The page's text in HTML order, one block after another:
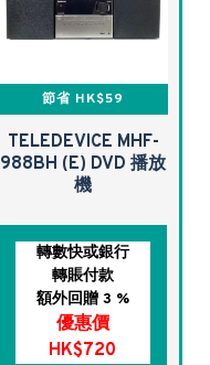
節省 HK$59
TELEDEVICE MHF-
988BH (E) DVD 播放
機
轉數快或銀行
轉賬付款
額外回贈 3 %
優惠價
HK$720